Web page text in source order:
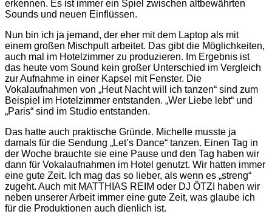
erkennen. Es ist immer ein Spiel zwischen altbewährten
Sounds und neuen Einflüssen.
Nun bin ich ja jemand, der eher mit dem Laptop als mit
einem großen Mischpult arbeitet. Das gibt die Möglichkeiten,
auch mal im Hotelzimmer zu produzieren. Im Ergebnis ist
das heute vom Sound kein großer Unterschied im Vergleich
zur Aufnahme in einer Kapsel mit Fenster. Die
Vokalaufnahmen von „Heut Nacht will ich tanzen“ sind zum
Beispiel im Hotelzimmer entstanden. „Wer Liebe lebt“ und
„Paris“ sind im Studio entstanden.
Das hatte auch praktische Gründe. Michelle musste ja
damals für die Sendung „Let’s Dance“ tanzen. Einen Tag in
der Woche brauchte sie eine Pause und den Tag haben wir
dann für Vokalaufnahmen im Hotel genutzt. Wir hatten immer
eine gute Zeit. Ich mag das so lieber, als wenn es „streng“
zugeht. Auch mit MATTHIAS REIM oder DJ ÖTZI haben wir
neben unserer Arbeit immer eine gute Zeit, was glaube ich
für die Produktionen auch dienlich ist.